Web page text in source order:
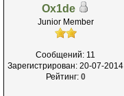
Ox1de
Junior Member
Сообщений: 11
Зарегистрирован: 20-07-2014
Рейтинг: 0